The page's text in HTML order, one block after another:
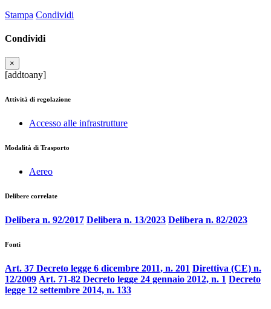
Stampa Condividi
Condividi
×
[addtoany]
Attività di regolazione
Accesso alle infrastrutture
Modalità di Trasporto
Aereo
Delibere correlate
Delibera n. 92/2017 Delibera n. 13/2023 Delibera n. 82/2023
Fonti
Art. 37 Decreto legge 6 dicembre 2011, n. 201 Direttiva (CE) n.
12/2009 Art. 71-82 Decreto legge 24 gennaio 2012, n. 1 Decreto
legge 12 settembre 2014, n. 133